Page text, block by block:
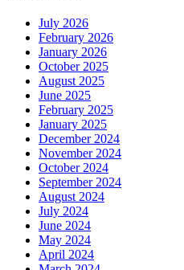
July 2026
February 2026
January 2026
October 2025
August 2025
June 2025
February 2025
January 2025
December 2024
November 2024
October 2024
September 2024
August 2024
July 2024
June 2024
May 2024
April 2024